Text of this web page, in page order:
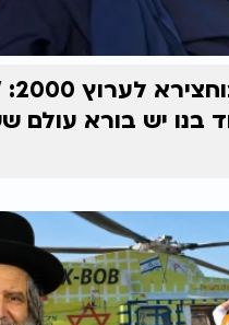
בבא
בנו יש בורא עולם